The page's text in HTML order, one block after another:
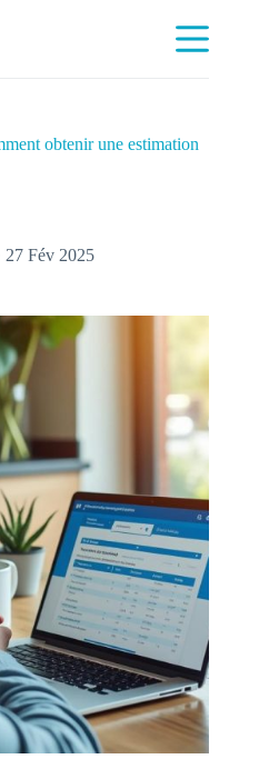
obtenir une estimation
27 Fév 2025